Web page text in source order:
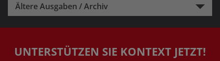
Ältere Ausgaben / Archiv
UNTERSTÜTZEN SIE KONTEXT JETZT!